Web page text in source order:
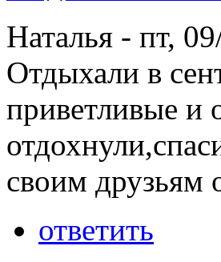
Наталья - пт,
Отдыхали в
приветливые
своим друзьям
ответить